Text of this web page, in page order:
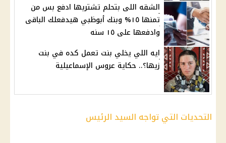
الشقه اللى بتحلم تشتريها ادفع بس من
تمنها ١٥% وبنك أبوظبي هيدفعلك الباقى
وادفعها على ١٥ سنه
ايه اللي يخلي بنت تعمل كده في بنت
زيها؟.. حكاية عروس الإسماعيلية
التحديات التي تواجه السيد الرئيس